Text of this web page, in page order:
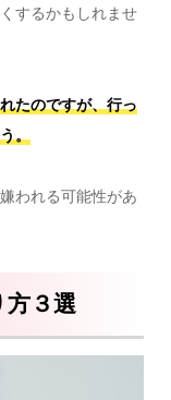
するかもしれませ
たのですが、行っ
。
われる可能性があ
方３選